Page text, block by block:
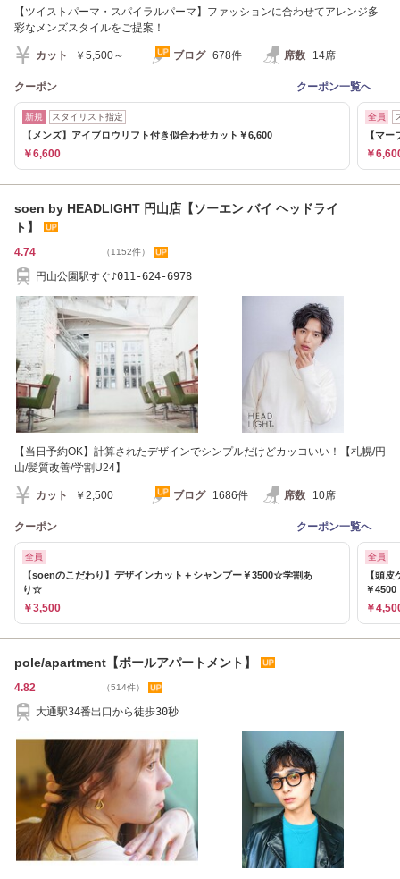
【ツイストパーマ・スパイラルパーマ】ファッションに合わせてアレンジ多
彩なメンズスタイルをご提案！
カット ￥5,500～ ブログ 678件 席数 14席
クーポン クーポン一覧へ
新規 スタイリスト指定
【メンズ】アイブロウリフト付き似合わせカット￥6,600
￥6,600
全員
【マ
￥
soen by HEADLIGHT 円山店【ソーエン バイ ヘッドライ
ト】
4.74 （1152件）
円山公園駅すぐ♪011-624-6978
【当日予約OK】計算されたデザインでシンプルだけどカッコいい！【札幌/円
山/髪質改善/学割U24】
カット ￥2,500 ブログ 1686件 席数 10席
クーポン クーポン一覧へ
全員
【soenのこだわり】デザインカット＋シャンプー￥3500☆学割あ
り☆
￥3,500
全員
【頭
￥4500
￥
pole/apartment【ポールアパートメント】
4.82 （514件）
大通駅34番出口から徒歩30秒